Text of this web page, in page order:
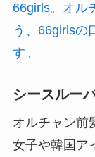
66girls。オル
う、66girlsの
す。
シースルー
オルチャン前
女子や韓国ア